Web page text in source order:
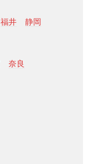
福井 静岡
奈良